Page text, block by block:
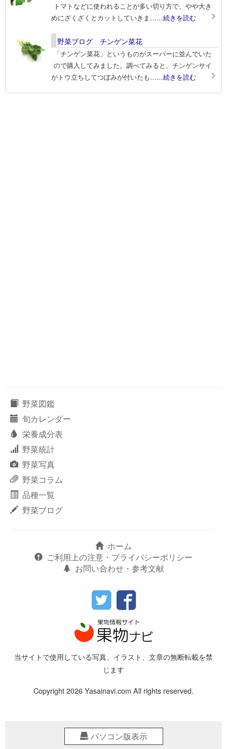
トマトなどに使われることが多い切り方で、やや大き
めにざくざくとカットしていきま ……続きを読む
野菜ブログ チンゲン菜花
「チンゲン菜花」というものがスーパーに並んでいた
ので購入してみました。調べてみると、チンゲンサイ
がトウ立ちしてつぼみが付いたも……続きを読む
野菜図鑑
旬カレンダー
栄養成分表
野菜統計
野菜写真
野菜コラム
品種一覧
野菜ブログ
ホーム
ご利用上の注意・プライバシーポリシー
お問い合わせ・参考文献
当サイトで使用している写真、イラスト、文章の無断転載を禁
じます
Copyright 2026 Yasainavi.com All rights reserved.
パソコン版表示